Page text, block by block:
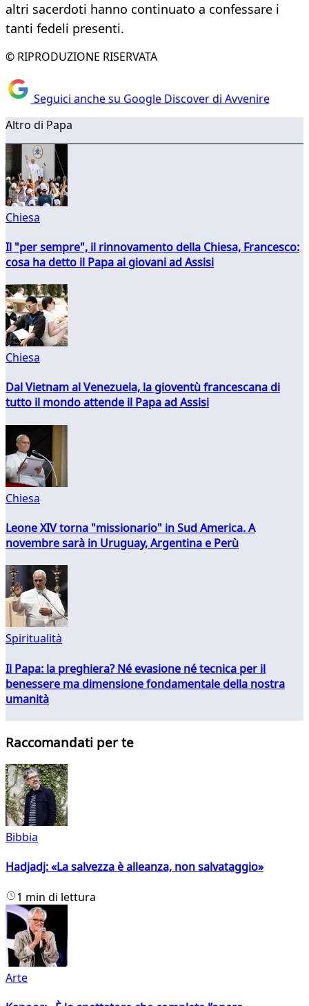
altri sacerdoti hanno continuato a confessare i
tanti fedeli presenti.
© RIPRODUZIONE RISERVATA
Seguici anche su Google Discover di Avvenire
Altro di Papa
Chiesa
Il "per sempre", il rinnovamento della Chiesa, Francesco:
cosa ha detto il Papa ai giovani ad Assisi
Chiesa
Dal Vietnam al Venezuela, la gioventù francescana di
tutto il mondo attende il Papa ad Assisi
Chiesa
Leone XIV torna "missionario" in Sud America. A
novembre sarà in Uruguay, Argentina e Perù
Spiritualità
Il Papa: la preghiera? Né evasione né tecnica per il
benessere ma dimensione fondamentale della nostra
umanità
Raccomandati per te
Bibbia
Hadjadj: «La salvezza è alleanza, non salvataggio»
1 min di lettura
Arte